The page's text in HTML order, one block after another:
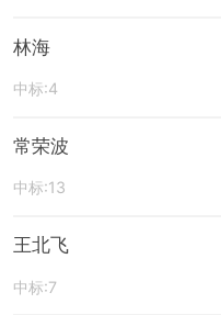
林海
中标:4
常荣波
中标:13
王北飞
中标:7